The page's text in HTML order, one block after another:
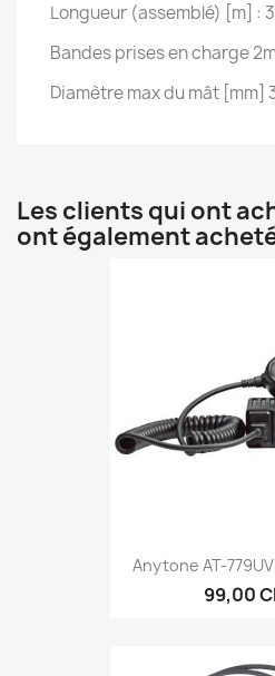
Longueur (assemblé) [m] :
Bandes prises en charge
Diamètre max du mât [mm]
Les clients qui ont
ont également
Anytone AT-
99,00